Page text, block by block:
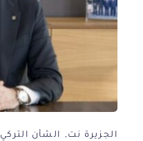
الجزيرة نت الشأن التركي